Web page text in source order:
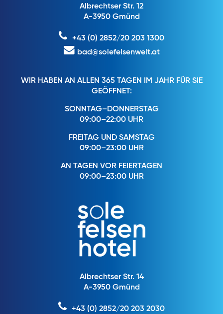
Albrechtser Str. 12
A-3950 Gmünd
+43 (0) 2852/20 203 1300
bad@solefelsenwelt.at
WIR HABEN AN ALLEN 365 TAGEN IM JAHR FÜR SIE
GEÖFFNET:
SONNTAG–DONNERSTAG
09:00–22:00 UHR
FREITAG UND SAMSTAG
09:00–23:00 UHR
AN TAGEN VOR FEIERTAGEN
09:00–23:00 UHR
Albrechtser Str. 14
A-3950 Gmünd
+43 (0) 2852/20 203 2030